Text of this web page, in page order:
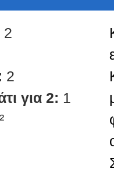
2
2
για 2: 1